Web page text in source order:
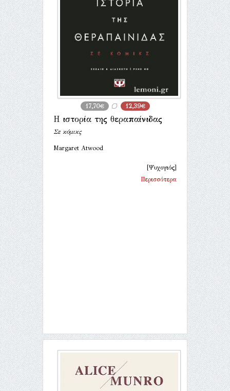
17,70€ 12,39€
Η ιστορία της θεραπαίνιδας
Σε κόμικς
Margaret Atwood
[Ψυχογιός]
Περισσότερα